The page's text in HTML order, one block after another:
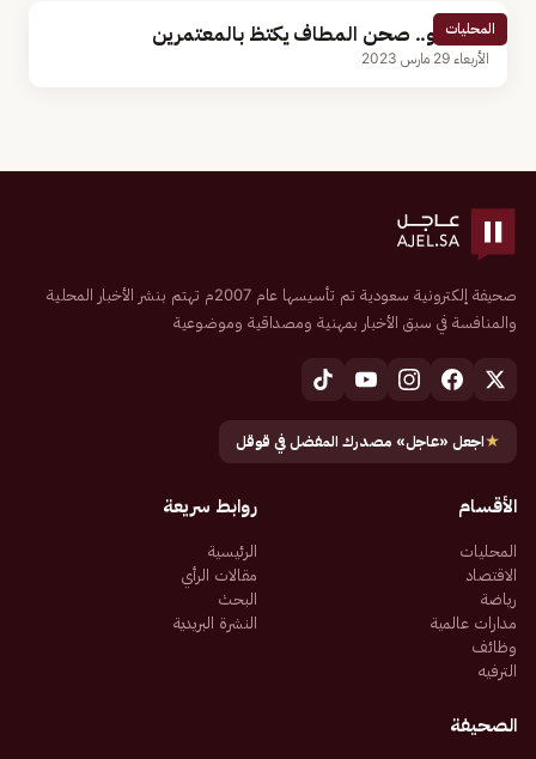
المحليات
بالفيديو.. صحن المطاف يكتظ بالمعتمرين
الأربعاء 29 مارس 2023
صحيفة إلكترونية سعودية تم تأسيسها عام 2007م تهتم بنشر الأخبار المحلية
والمنافسة في سبق الأخبار بمهنية ومصداقية وموضوعية
★اجعل «عاجل» مصدرك المفضل في قوقل
الأقسام
المحليات
الاقتصاد
رياضة
مدارات عالمية
وظائف
الترفيه
روابط سريعة
الرئيسية
مقالات الرأي
البحث
النشرة البريدية
الصحيفة